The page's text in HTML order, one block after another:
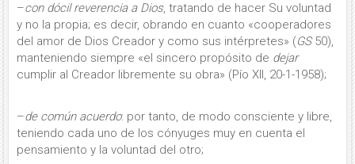
–con dócil reverencia a Dios, tratando de hacer Su voluntad
y no la propia; es decir, obrando en cuanto «cooperadores
del amor de Dios Creador y como sus in­térpretes» (GS50),
manteniendo siempre «el sincero propósito de dejar
cumplir al Creador libremente su obra» (Pío XII, 20-1-1958);
–de común acuerdo: por tanto, de modo consciente y libre,
teniendo cada uno de los cónyuges muy en cuenta el
pensamiento y la voluntad del otro;